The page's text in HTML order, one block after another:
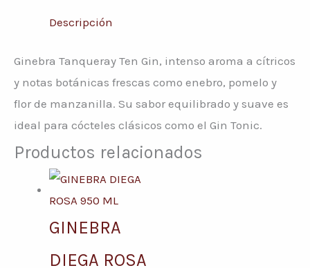
Descripción
Ginebra Tanqueray Ten Gin, intenso aroma a cítricos
y notas botánicas frescas como enebro, pomelo y
flor de manzanilla. Su sabor equilibrado y suave es
ideal para cócteles clásicos como el Gin Tonic.
Productos relacionados
GINEBRA
DIEGA ROSA